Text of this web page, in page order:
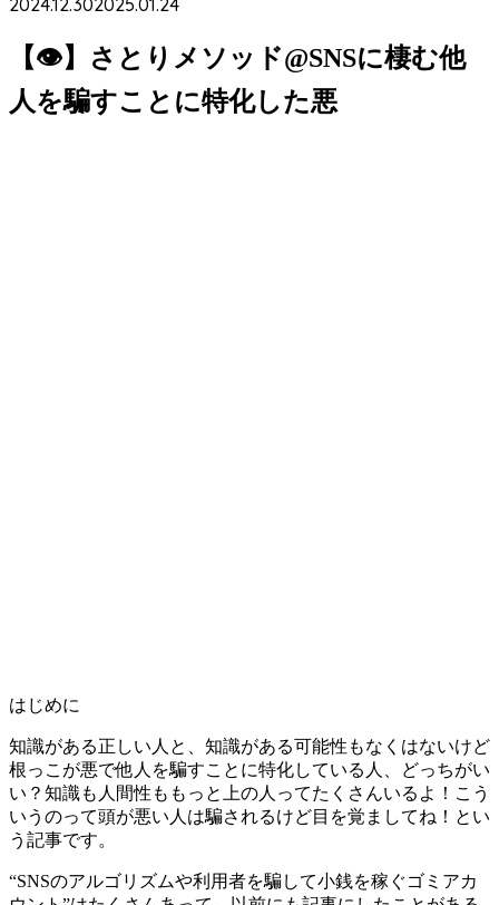
2024.12.302025.01.24
【👁】さとりメソッド@SNSに棲む他
人を騙すことに特化した悪
はじめに
知識がある正しい人と、知識がある可能性もなくはないけど
根っこが悪で他人を騙すことに特化している人、どっちがい
い？知識も人間性ももっと上の人ってたくさんいるよ！こう
いうのって頭が悪い人は騙されるけど目を覚ましてね！とい
う記事です。
“SNSのアルゴリズムや利用者を騙して小銭を稼ぐゴミアカ